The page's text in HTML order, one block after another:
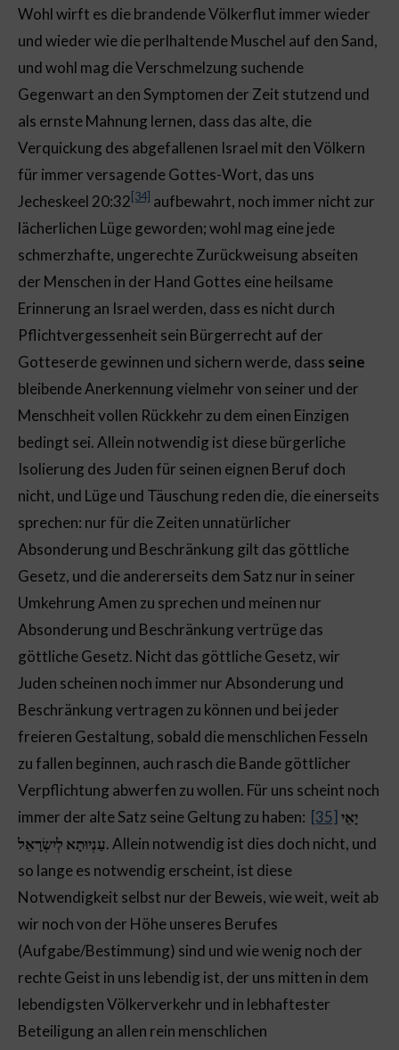
Wohl wirft es die brandende Völkerflut immer wieder
und wieder wie die perlhaltende Muschel auf den Sand,
und wohl mag die Verschmelzung suchende
Gegenwart an den Symptomen der Zeit stutzend und
als ernste Mahnung lernen, dass das alte, die
Verquickung des abgefallenen Israel mit den Völkern
für immer versagende Gottes-Wort, das uns
Jecheskeel 20:32[34] aufbewahrt, noch immer nicht zur
lächerlichen Lüge geworden; wohl mag eine jede
schmerzhafte, ungerechte Zurückweisung abseiten
der Menschen in der Hand Gottes eine heilsame
Erinnerung an Israel werden, dass es nicht durch
Pflichtvergessenheit sein Bürgerrecht auf der
Gotteserde gewinnen und sichern werde, dass seine
bleibende Anerkennung vielmehr von seiner und der
Menschheit vollen Rückkehr zu dem einen Einzigen
bedingt sei. Allein notwendig ist diese bürgerliche
Isolierung des Juden für seinen eignen Beruf doch
nicht, und Lüge und Täuschung reden die, die einerseits
sprechen: nur für die Zeiten unnatürlicher
Absonderung und Beschränkung gilt das göttliche
Gesetz, und die andererseits dem Satz nur in seiner
Umkehrung Amen zu sprechen und meinen nur
Absonderung und Beschränkung vertrüge das
göttliche Gesetz. Nicht das göttliche Gesetz, wir
Juden scheinen noch immer nur Absonderung und
Beschränkung vertragen zu können und bei jeder
freieren Gestaltung, sobald die menschlichen Fesseln
zu fallen beginnen, auch rasch die Bande göttlicher
Verpflichtung abwerfen zu wollen. Für uns scheint noch
immer der alte Satz seine Geltung zu haben: [35]יָאֵי
עַנְיוּתָא לְיִשְׂרָאֵל. Allein notwendig ist dies doch nicht, und
so lange es notwendig erscheint, ist diese
Notwendigkeit selbst nur der Beweis, wie weit, weit ab
wir noch von der Höhe unseres Berufes
(Aufgabe/Bestimmung) sind und wie wenig noch der
rechte Geist in uns lebendig ist, der uns mitten in dem
lebendigsten Völkerverkehr und in lebhaftester
Beteiligung an allen rein menschlichen